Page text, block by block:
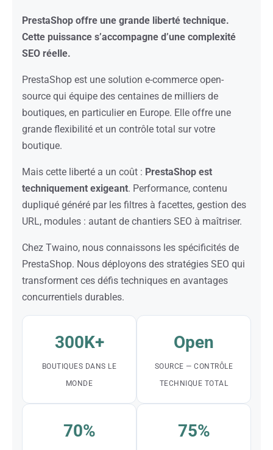
PrestaShop offre une grande liberté technique.
Cette puissance s’accompagne d’une complexité
SEO réelle.
PrestaShop est une solution e-commerce open-
source qui équipe des centaines de milliers de
boutiques, en particulier en Europe. Elle offre une
grande flexibilité et un contrôle total sur votre
boutique.
Mais cette liberté a un coût : PrestaShop est
techniquement exigeant. Performance, contenu
dupliqué généré par les filtres à facettes, gestion des
URL, modules : autant de chantiers SEO à maîtriser.
Chez Twaino, nous connaissons les spécificités de
PrestaShop. Nous déployons des stratégies SEO qui
transforment ces défis techniques en avantages
concurrentiels durables.
300K+
BOUTIQUES DANS LE
MONDE
Open
SOURCE — CONTRÔLE
TECHNIQUE TOTAL
70% 75%